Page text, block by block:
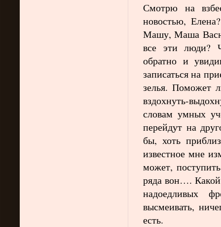
Смотрю на
новостью,
Машу, Маша
все эти люди?
обратно и
записаться на
зелья. Поможет
вздохнуть-
словам умных
перейдут на
бы, хоть
известное мне
может,
ряда вон…. К
надоедливых
высмеивать,
есть.